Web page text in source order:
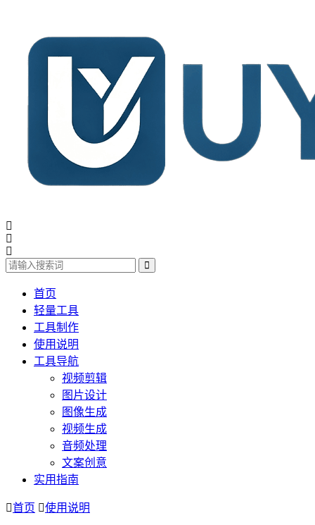
首页
轻量工具
工具制作
使用说明
工具导航
视频剪辑
图片设计
图像生成
视频生成
音频处理
文案创意
实用指南
首页 使用说明